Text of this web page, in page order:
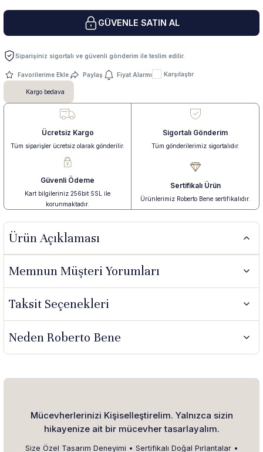
GÜVENLE SATIN AL
Siparişiniz sigortalı ve güvenli gönderim ile teslim edilir.
Paylaş Fiyat Alarmı Karşılaştır
Kargo bedava
Ücretsiz Kargo
Tüm siparişler ücretsiz olarak gönderilir.
Sigortalı Gönderim
Tüm gönderilerimiz sigortalıdır.
Güvenli Ödeme
Kart bilgileriniz 256bit SSL ile
korunmaktadır.
Sertifikalı Ürün
Ürünlerimiz Roberto Bene sertifikalıdır.
Ürün Açıklaması
Memnun Müşteri Yorumları
Taksit Seçenekleri
Neden Roberto Bene
Mücevherlerinizi Kişiselleştirelim. Yalnızca sizin
hikayenize ait bir mücevher tasarlayalım.
Size Özel Tasarım Deneyimi • Sertifikalı Doğal Pırlantalar •